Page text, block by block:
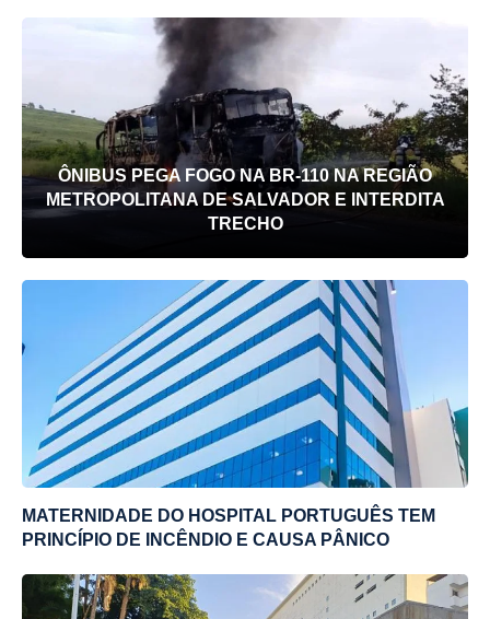
ÔNIBUS PEGA FOGO NA BR-110 NA REGIÃO
METROPOLITANA DE SALVADOR E INTERDITA
TRECHO
MATERNIDADE DO HOSPITAL PORTUGUÊS TEM
PRINCÍPIO DE INCÊNDIO E CAUSA PÂNICO